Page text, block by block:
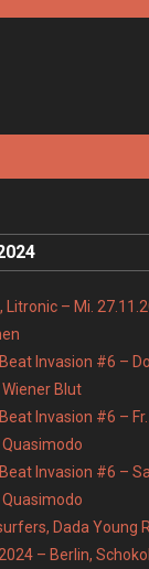
Litronic – Mi.
Invasion #6 –
Wiener Blut
Invasion #6 –
Quasimodo
Invasion #6 –
Quasimodo
Dada Young
– Berlin,